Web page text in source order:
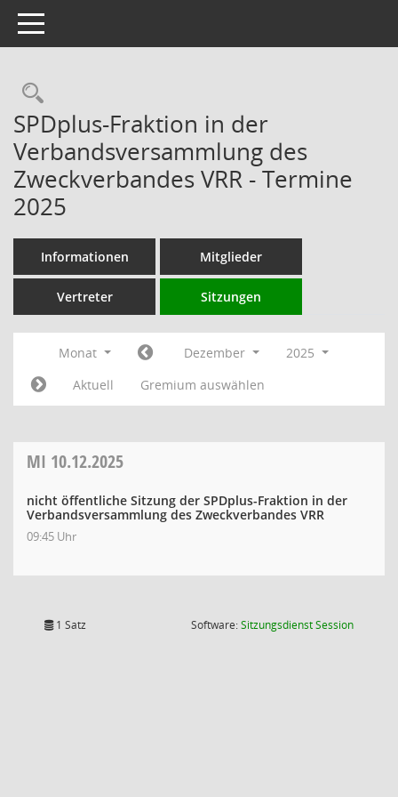
Toggle navigation
Rechercheauswahl
SPDplus-Fraktion in der
Verbandsversammlung des
Zweckverbandes VRR - Termine
2025
Informationen Mitglieder
Vertreter Sitzungen
Monat Dezember
2025
Aktuell
Gremium auswählen
MI 10.12.2025
nicht öffentliche Sitzung der SPDplus-Fraktion in der
Verbandsversammlung des Zweckverbandes VRR
09:45 Uhr
1 Satz Software:SitzungsdienstSession(Wird in